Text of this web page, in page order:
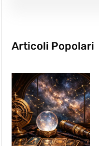
Articoli Popolari